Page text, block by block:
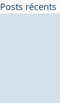
Posts récents